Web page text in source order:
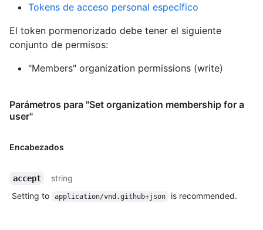
Tokens de acceso personal específico
El token pormenorizado debe tener el siguiente
conjunto de permisos:
"Members" organization permissions (write)
Parámetros para "Set organization membership for a
user"
Encabezados
accept
string
Setting to
application/vnd.github+json is recommended.